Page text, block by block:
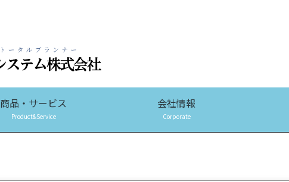
商品・サービス
Product&Service
会社情報
Corporate